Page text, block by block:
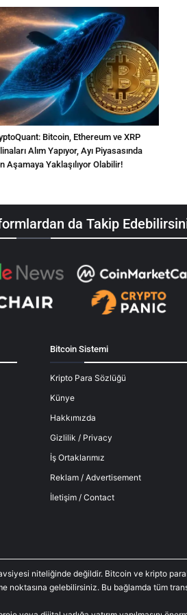
Bitcoin, Ethereum ve XRP
Alım Yapıyor, Ayı Piyasasında
Aşamaya Yaklaşılıyor Olabilir!
da Takip
Bitcoin Sistemi
Kripto Para Sözlüğü
Künye
Hakkımızda
Gizlilik / Privacy
İş Ortaklarımız
Reklam / Advertisement
İletişim / Contact
niteliğinde değildir. Bitcoin ve kripto
noktasına gelebilirsiniz. Bu bağlamda tüm